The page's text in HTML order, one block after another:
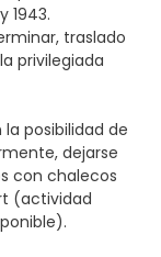
1943.
traslado
privilegiada
la posibilidad de
dejarse
con chalecos
(actividad